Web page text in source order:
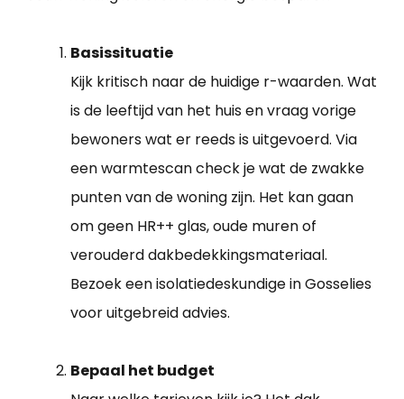
Basissituatie
Kijk kritisch naar de huidige r-waarden. Wat
is de leeftijd van het huis en vraag vorige
bewoners wat er reeds is uitgevoerd. Via
een warmtescan check je wat de zwakke
punten van de woning zijn. Het kan gaan
om geen HR++ glas, oude muren of
verouderd dakbedekkingsmateriaal.
Bezoek een isolatiedeskundige in Gosselies
voor uitgebreid advies.
Bepaal het budget